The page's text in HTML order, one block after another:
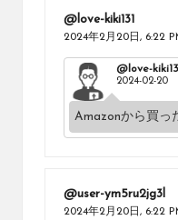
@love-kiki131
2024年2月20日, 6:22
@love-
2024-02-20
Amazonから買っ
@user-ym5ru2jg3l
2024年2月20日, 6:22